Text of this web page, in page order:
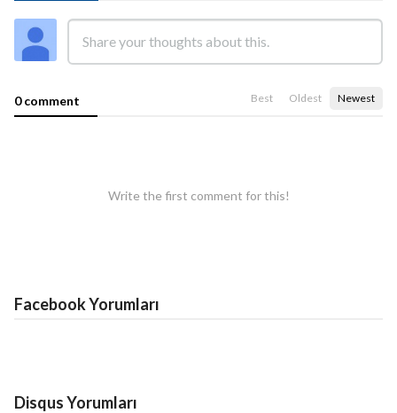
0 comment Best Oldest Newest
Write the first comment for this!
Facebook Yorumları
Disqus Yorumları